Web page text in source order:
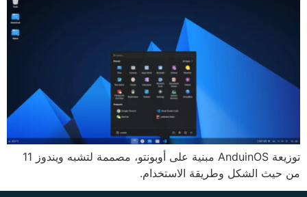
توزيعة AnduinOS مبنية على أوبونتو، مصممة لتشبه ويندوز 11
من حيث الشكل وطريقة الاستخدام.